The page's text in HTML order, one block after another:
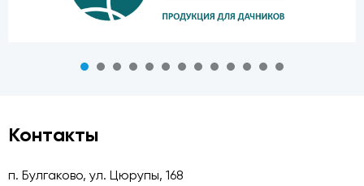
Контакты
п. Булгаково, ул. Цюрупы, 168